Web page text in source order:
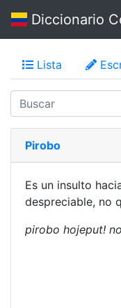
Diccionario
Lista
Pirobo
Es un insulto
despreciable, no
pirobo hojeput!